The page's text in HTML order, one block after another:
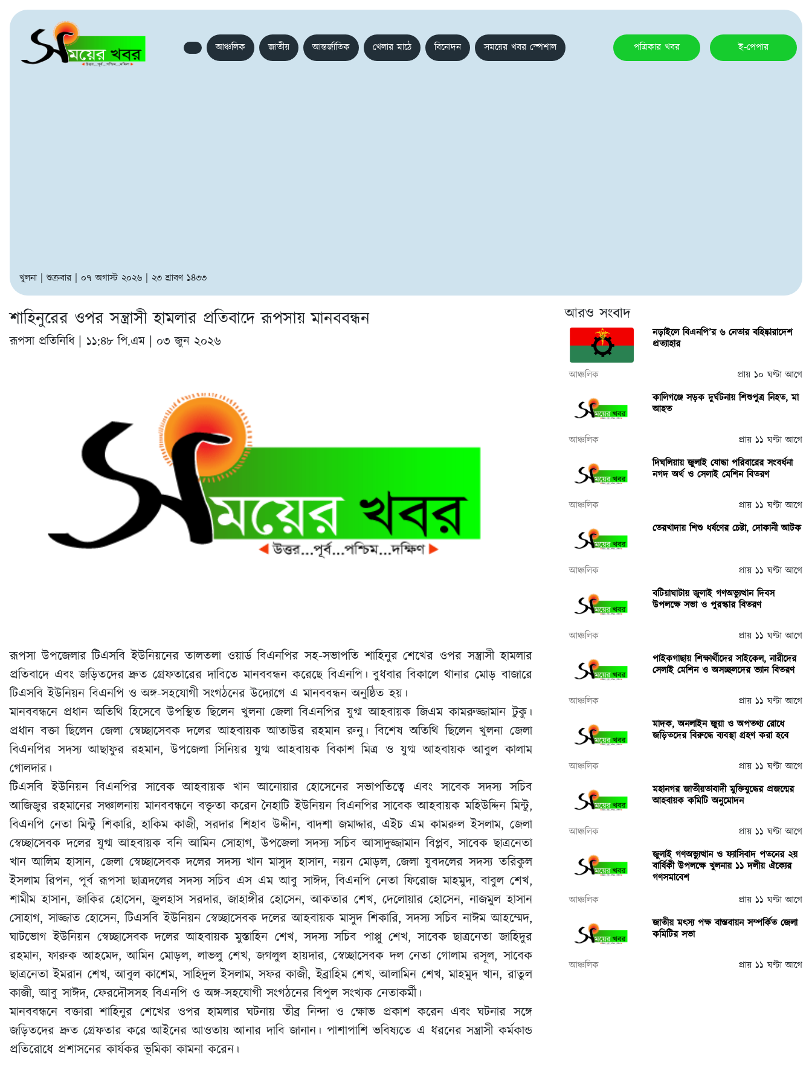
আঞ্চলিক জাতীয় আন্তর্জাতিক খেলার মাঠে বিনোদন সময়ের খবর স্পেশাল পত্রিকার খবর ই-পেপার
খুলনা | শুক্রবার | ০৭ অগাস্ট ২০২৬ | ২৩ শ্রাবণ ১৪৩৩
শাহিনুরের ওপর সন্ত্রাসী হামলার প্রতিবাদে রূপসায় মানববন্ধন
রূপসা প্রতিনিধি | ১১:৪৮ পি.এম | ০৩ জুন ২০২৬
রূপসা উপজেলার টিএসবি ইউনিয়নের তালতলা ওয়ার্ড বিএনপির সহ-সভাপতি শাহিনুর শেখের ওপর সন্ত্রাসী হামলার
প্রতিবাদে এবং জড়িতদের দ্রুত গ্রেফতারের দাবিতে মানববন্ধন করেছে বিএনপি। বুধবার বিকালে থানার মোড় বাজারে
টিএসবি ইউনিয়ন বিএনপি ও অঙ্গ-সহযোগী সংগঠনের উদ্যোগে এ মানববন্ধন অনুষ্ঠিত হয়।
মানববন্ধনে প্রধান অতিথি হিসেবে উপস্থিত ছিলেন খুলনা জেলা বিএনপির যুগ্ম আহবায়ক জিএম কামরুজ্জামান টুকু।
প্রধান বক্তা ছিলেন জেলা স্বেচ্ছাসেবক দলের আহবায়ক আতাউর রহমান রুনু। বিশেষ অতিথি ছিলেন খুলনা জেলা
বিএনপির সদস্য আছাফুর রহমান, উপজেলা সিনিয়র যুগ্ম আহবায়ক বিকাশ মিত্র ও যুগ্ম আহবায়ক আবুল কালাম
গোলদার।
টিএসবি ইউনিয়ন বিএনপির সাবেক আহবায়ক খান আনোয়ার হোসেনের সভাপতিত্বে এবং সাবেক সদস্য সচিব
আজিজুর রহমানের সঞ্চালনায় মানববন্ধনে বক্তৃতা করেন নৈহাটি ইউনিয়ন বিএনপির সাবেক আহবায়ক মহিউদ্দিন মিন্টু,
বিএনপি নেতা মিন্টু শিকারি, হাকিম কাজী, সরদার শিহাব উদ্দীন, বাদশা জমাদ্দার, এইচ এম কামরুল ইসলাম, জেলা
স্বেচ্ছাসেবক দলের যুগ্ম আহবায়ক বনি আমিন সোহাগ, উপজেলা সদস্য সচিব আসাদুজ্জামান বিপ্লব, সাবেক ছাত্রনেতা
খান আলিম হাসান, জেলা স্বেচ্ছাসেবক দলের সদস্য খান মাসুদ হাসান, নয়ন মোড়ল, জেলা যুবদলের সদস্য তরিকুল
ইসলাম রিপন, পূর্ব রূপসা ছাত্রদলের সদস্য সচিব এস এম আবু সাঈদ, বিএনপি নেতা ফিরোজ মাহমুদ, বাবুল শেখ,
শামীম হাসান, জাকির হোসেন, জুলহাস সরদার, জাহাঙ্গীর হোসেন, আকতার শেখ, দেলোয়ার হোসেন, নাজমুল হাসান
সোহাগ, সাজ্জাত হোসেন, টিএসবি ইউনিয়ন স্বেচ্ছাসেবক দলের আহবায়ক মাসুদ শিকারি, সদস্য সচিব নাঈম আহম্মেদ,
ঘাটভোগ ইউনিয়ন স্বেচ্ছাসেবক দলের আহবায়ক মুস্তাহিন শেখ, সদস্য সচিব পাপ্পু শেখ, সাবেক ছাত্রনেতা জাহিদুর
রহমান, ফারুক আহমেদ, আমিন মোড়ল, লাভলু শেখ, জগলুল হায়দার, স্বেচ্ছাসেবক দল নেতা গোলাম রসূল, সাবেক
ছাত্রনেতা ইমরান শেখ, আবুল কাশেম, সাহিদুল ইসলাম, সফর কাজী, ইব্রাহিম শেখ, আলামিন শেখ, মাহমুদ খান, রাতুল
কাজী, আবু সাঈদ, ফেরদৌসসহ বিএনপি ও অঙ্গ-সহযোগী সংগঠনের বিপুল সংখ্যক নেতাকর্মী।
মানববন্ধনে বক্তারা শাহিনুর শেখের ওপর হামলার ঘটনায় তীব্র নিন্দা ও ক্ষোভ প্রকাশ করেন এবং ঘটনার সঙ্গে
জড়িতদের দ্রুত গ্রেফতার করে আইনের আওতায় আনার দাবি জানান। পাশাপাশি ভবিষ্যতে এ ধরনের সন্ত্রাসী কর্মকান্ড
প্রতিরোধে প্রশাসনের কার্যকর ভূমিকা কামনা করেন।
আরও সংবাদ
নড়াইলে বিএনপি’র ৬ নেতার বহিষ্কারাদেশ
প্রত্যাহার
আঞ্চলিক
প্রায় ১০ ঘণ্টা আগে
কালিগঞ্জে সড়ক দুর্ঘটনায় শিশুপুত্র নিহত, মা
আহত
আঞ্চলিক
প্রায় ১১ ঘণ্টা আগে
দিঘলিয়ায় জুলাই যোদ্ধা পরিবারের সংবর্ধনা
নগদ অর্থ ও সেলাই মেশিন বিতরণ
আঞ্চলিক
প্রায় ১১ ঘণ্টা আগে
তেরখাদায় শিশু ধর্ষণের চেষ্টা, দোকানী আটক
আঞ্চলিক
প্রায় ১১ ঘণ্টা আগে
বটিয়াঘাটায় জুলাই গণঅভ্যুত্থান দিবস
উপলক্ষে সভা ও পুরস্কার বিতরণ
আঞ্চলিক
প্রায় ১১ ঘণ্টা আগে
পাইকগাছায় শিক্ষার্থীদের সাইকেল, নারীদের
সেলাই মেশিন ও অসচ্ছলদের ভ্যান বিতরণ
আঞ্চলিক
প্রায় ১১ ঘণ্টা আগে
মাদক, অনলাইন জুয়া ও অপতথ্য রোধে
জড়িতদের বিরুদ্ধে ব্যবস্থা গ্রহণ করা হবে
আঞ্চলিক
প্রায় ১১ ঘণ্টা আগে
মহানগর জাতীয়তাবাদী মুক্তিযুদ্ধের প্রজন্মের
আহবায়ক কমিটি অনুমোদন
আঞ্চলিক
প্রায় ১১ ঘণ্টা আগে
জুলাই গণঅভ্যুত্থান ও ফ্যাসিবাদ পতনের ২য়
বার্ষিকী উপলক্ষে খুলনায় ১১ দলীয় ঐক্যের
গণসমাবেশ
আঞ্চলিক
প্রায় ১১ ঘণ্টা আগে
জাতীয় মৎস্য পক্ষ বাস্তবায়ন সম্পর্কিত জেলা
কমিটির সভা
আঞ্চলিক প্রায় ১১ ঘণ্টা আগে